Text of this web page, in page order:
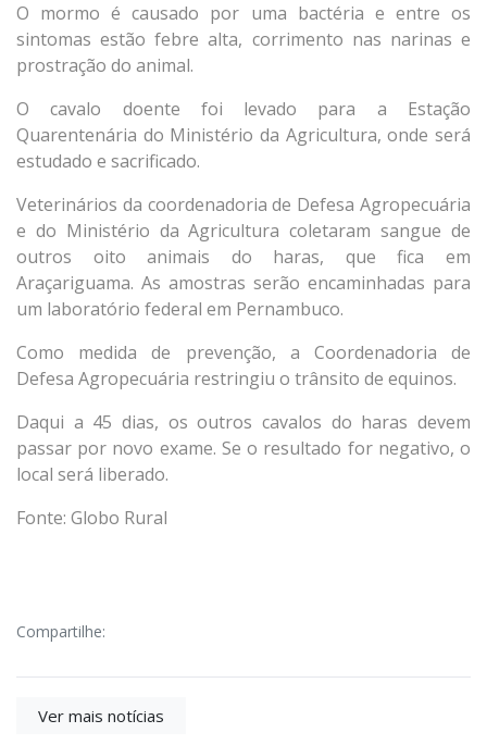
O mormo é causado por uma bactéria e entre os
sintomas estão febre alta, corrimento nas narinas e
prostração do animal.
O cavalo doente foi levado para a Estação
Quarentenária do Ministério da Agricultura, onde será
estudado e sacrificado.
Veterinários da coordenadoria de Defesa Agropecuária
e do Ministério da Agricultura coletaram sangue de
outros oito animais do haras, que fica em
Araçariguama. As amostras serão encaminhadas para
um laboratório federal em Pernambuco.
Como medida de prevenção, a Coordenadoria de
Defesa Agropecuária restringiu o trânsito de equinos.
Daqui a 45 dias, os outros cavalos do haras devem
passar por novo exame. Se o resultado for negativo, o
local será liberado.
Fonte: Globo Rural
Compartilhe:
Ver mais notícias